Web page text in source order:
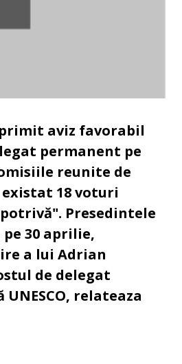
aviz favorabil
permanent pe
reunite de
18 voturi
Presedintele
30 aprilie,
a lui Adrian
de delegat
relateaza